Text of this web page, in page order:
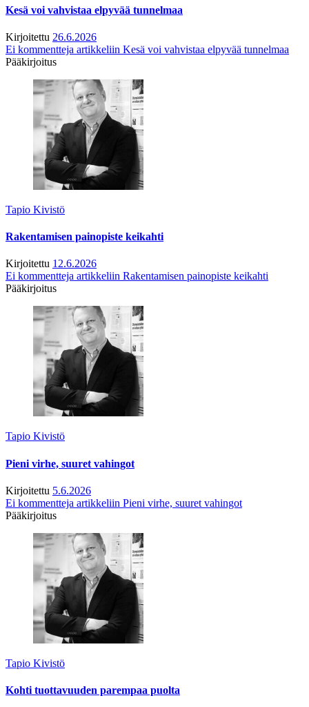
Kesä voi vahvistaa elpyvää tunnelmaa
Kirjoitettu 26.6.2026
Ei kommentteja artikkeliin Kesä voi vahvistaa elpyvää tunnelmaa
Pääkirjoitus
Tapio Kivistö
Rakentamisen painopiste keikahti
Kirjoitettu 12.6.2026
Ei kommentteja artikkeliin Rakentamisen painopiste keikahti
Pääkirjoitus
Tapio Kivistö
Pieni virhe, suuret vahingot
Kirjoitettu 5.6.2026
Ei kommentteja artikkeliin Pieni virhe, suuret vahingot
Pääkirjoitus
Tapio Kivistö
Kohti tuottavuuden parempaa puolta